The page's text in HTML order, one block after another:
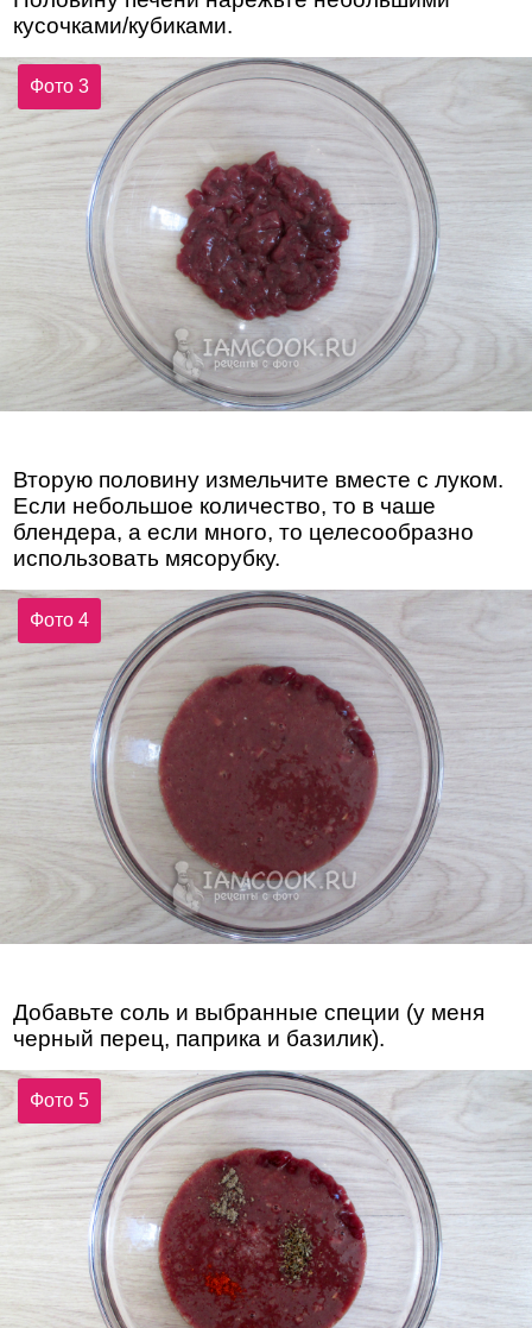
кусочками/кубиками.
Фото 3
Вторую половину измельчите вместе с луком.
Если небольшое количество, то в чаше
блендера, а если много, то целесообразно
использовать мясорубку.
Фото 4
Добавьте соль и выбранные специи (у меня
черный перец, паприка и базилик).
Фото 5